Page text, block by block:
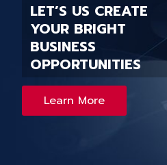
ONLINE WEBINAR
FOR YOUR